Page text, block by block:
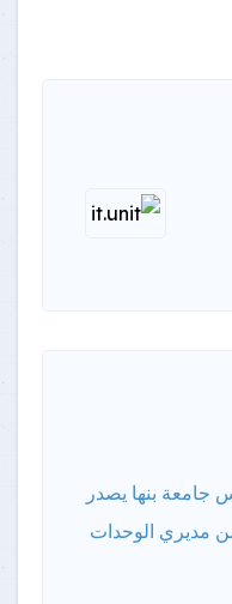
جامعة بنها يصدر
مديري الوحدات